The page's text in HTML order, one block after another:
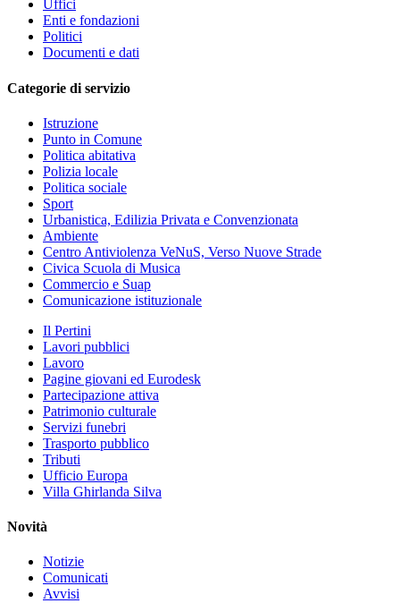
Uffici
Enti e fondazioni
Politici
Documenti e dati
Categorie di servizio
Istruzione
Punto in Comune
Politica abitativa
Polizia locale
Politica sociale
Sport
Urbanistica, Edilizia Privata e Convenzionata
Ambiente
Centro Antiviolenza VeNuS, Verso Nuove Strade
Civica Scuola di Musica
Commercio e Suap
Comunicazione istituzionale
Il Pertini
Lavori pubblici
Lavoro
Pagine giovani ed Eurodesk
Partecipazione attiva
Patrimonio culturale
Servizi funebri
Trasporto pubblico
Tributi
Ufficio Europa
Villa Ghirlanda Silva
Novità
Notizie
Comunicati
Avvisi